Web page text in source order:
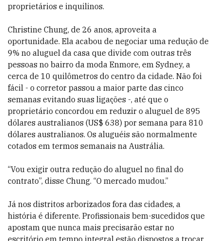
proprietários e inquilinos.
Christine Chung, de 26 anos, aproveita a
oportunidade. Ela acabou de negociar uma redução de
9% no aluguel da casa que divide com outras três
pessoas no bairro da moda Enmore, em Sydney, a
cerca de 10 quilômetros do centro da cidade. Não foi
fácil - o corretor passou a maior parte das cinco
semanas evitando suas ligações -, até que o
proprietário concordou em reduzir o aluguel de 895
dólares australianos (US$ 638) por semana para 810
dólares australianos. Os aluguéis são normalmente
cotados em termos semanais na Austrália.
“Vou exigir outra redução do aluguel no final do
contrato”, disse Chung. “O mercado mudou.”
Já nos distritos arborizados fora das cidades, a
história é diferente. Profissionais bem-sucedidos que
apostam que nunca mais precisarão estar no
escritório em tempo integral estão dispostos a trocar